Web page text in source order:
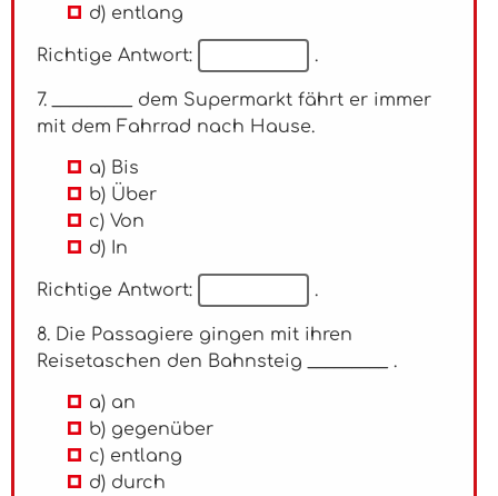
d) entlang
Richtige Antwort: .
7. _________ dem Supermarkt fährt er immer
mit dem Fahrrad nach Hause.
a) Bis
b) Über
c) Von
d) In
Richtige Antwort: .
8. Die Passagiere gingen mit ihren
Reisetaschen den Bahnsteig _________ .
a) an
b) gegenüber
c) entlang
d) durch